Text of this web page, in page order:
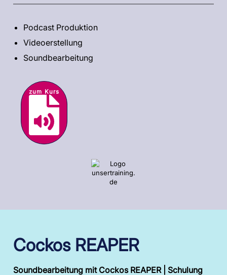
Podcast Produktion
Videoerstellung
Soundbearbeitung
zum Kurs
Cockos REAPER
Soundbearbeitung mit Cockos REAPER | Schulung